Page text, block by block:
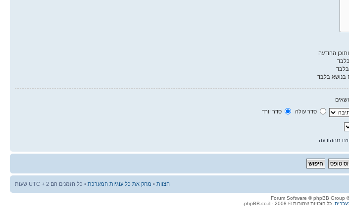
ההודעה
בלבד
בנושא בלבד
סדר עולה סדר יורד
מההודעה
הצוות • מחק את כל עוגיות המערכת • כל הזמנים הם UTC + 2 שעות
® Forum Software
. כל הזכויות שמורות © 2008 - phpBB.co.il.